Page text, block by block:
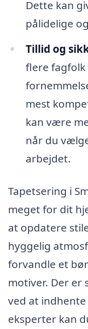
Dette kan
pålidelige
Tillid og
flere
mest
kan være
når du
arbejdet.
Tapetsering i
meget for dit
at opdatere
hyggelig
forvandle et
motiver. Der er
ved at
eksperter kan